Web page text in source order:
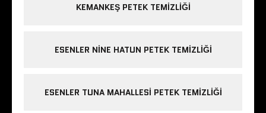
KEMANKEŞ PETEK TEMIZLIĞI
ESENLER NINE HATUN PETEK TEMIZLIĞI
ESENLER TUNA MAHALLESI PETEK TEMIZLIĞI